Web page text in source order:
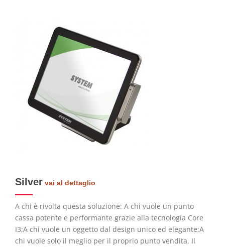
Silver vai al dettaglio
A chi è rivolta questa soluzione: A chi vuole un punto
cassa potente e performante grazie alla tecnologia Core
I3;A chi vuole un oggetto dal design unico ed elegante;A
chi vuole solo il meglio per il proprio punto vendita. Il